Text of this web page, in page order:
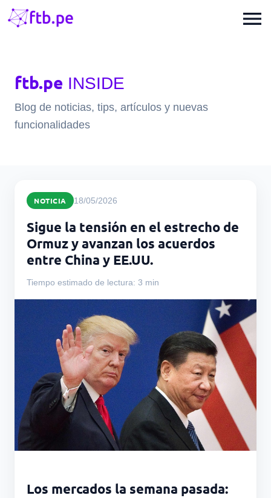
menu
ftb.pe INSIDE
Blog de noticias, tips, artículos y nuevas
funcionalidades
NOTICIA 18/05/2026
Sigue la tensión en el estrecho de
Ormuz y avanzan los acuerdos
entre China y EE.UU.
Tiempo estimado de lectura: 3 min
Los mercados la semana pasada: